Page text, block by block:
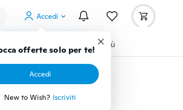
Accedi
offerte solo per te!
Accedi
New to Wish? Iscriviti
Accessori per animali Di più
Fashion Charming Gothic Eyeball Vintage Punk Devil Eyes Collana con ciondolo-Collana in rame Evil Eye